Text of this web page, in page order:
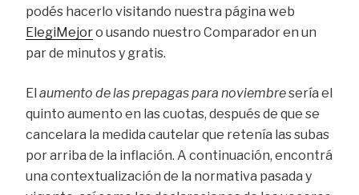
podés hacerlo visitando nuestra página web
ElegiMejoro usando nuestro Comparador en un
par de minutos y gratis.
El aumento de las prepagas para noviembresería el
quinto aumento en las cuotas, después de que se
cancelara la medida cautelar que retenía las subas
por arriba de la inflación. A continuación, encontrá
una contextualización de la normativa pasada y